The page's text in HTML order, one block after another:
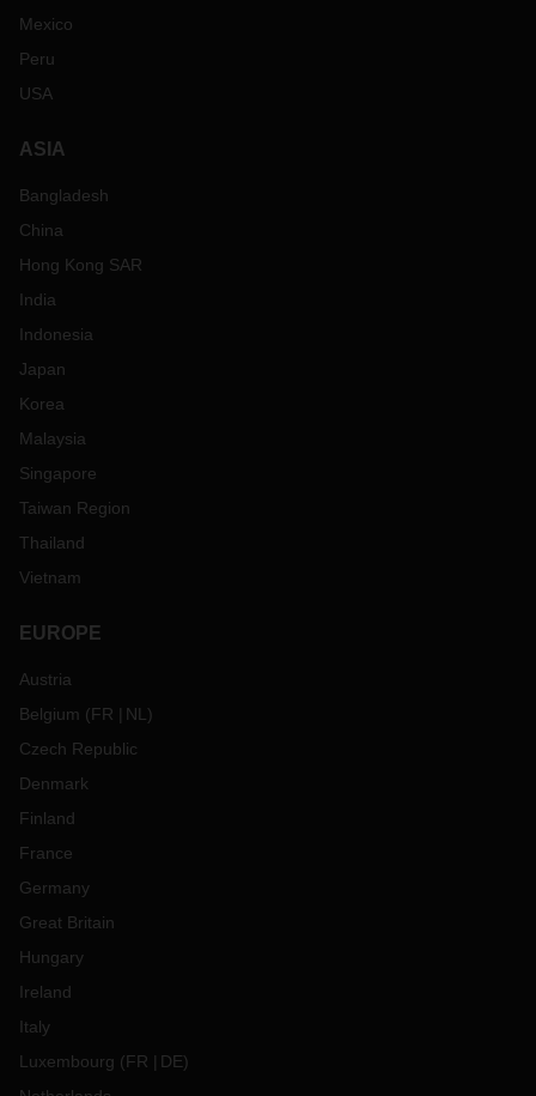
Mexico
Peru
USA
ASIA
Bangladesh
China
Hong Kong SAR
India
Indonesia
Japan
Korea
Malaysia
Singapore
Taiwan Region
Thailand
Vietnam
EUROPE
Austria
Belgium (FR NL )
Czech Republic
Denmark
Finland
France
Germany
Great Britain
Hungary
Ireland
Italy
Luxembourg (FR DE)